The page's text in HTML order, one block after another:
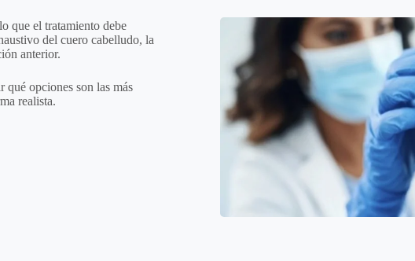
que el tratamiento debe
del cuero cabelludo, la
anterior.
qué opciones son las más
realista.